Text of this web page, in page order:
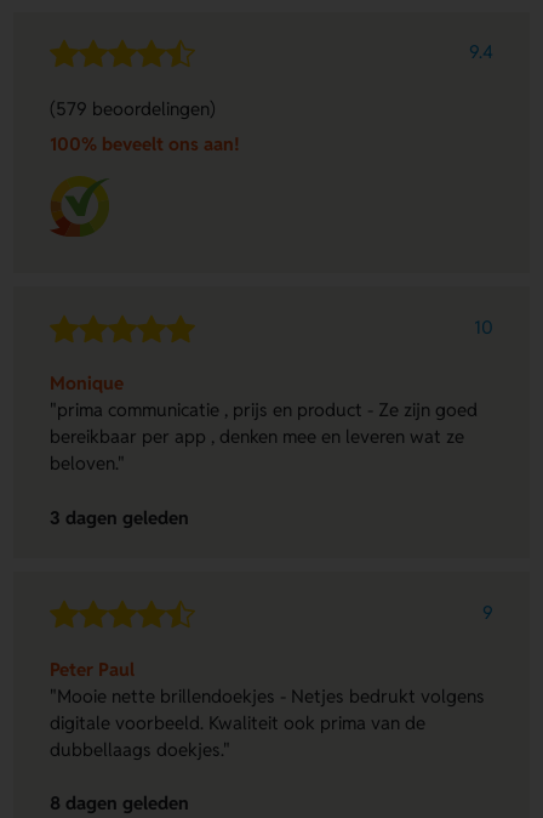
9.4
(579 beoordelingen)
100% beveelt ons aan!
10
Monique
"prima communicatie , prijs en product - Ze zijn goed
bereikbaar per app , denken mee en leveren wat ze
beloven."
3 dagen geleden
9
Peter Paul
"Mooie nette brillendoekjes - Netjes bedrukt volgens
digitale voorbeeld. Kwaliteit ook prima van de
dubbellaags doekjes."
8 dagen geleden